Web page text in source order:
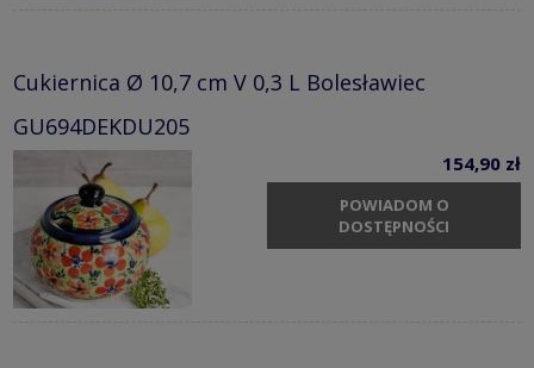
Cukiernica Ø 10,7 cm V 0,3 L Bolesławiec
GU694DEKDU205
154,90 zł
POWIADOM O
DOSTĘPNOŚCI